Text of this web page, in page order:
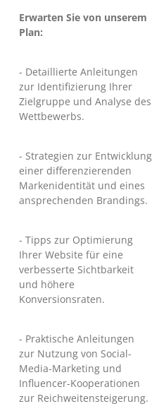
Erwarten Sie von unserem
Plan:
- Detaillierte Anleitungen
zur Identifizierung Ihrer
Zielgruppe und Analyse des
Wettbewerbs.
- Strategien zur Entwicklung
einer differenzierenden
Markenidentität und eines
ansprechenden Brandings.
- Tipps zur Optimierung
Ihrer Website für eine
verbesserte Sichtbarkeit
und höhere
Konversionsraten.
- Praktische Anleitungen
zur Nutzung von Social-
Media-Marketing und
Influencer-Kooperationen
zur Reichweitensteigerung.